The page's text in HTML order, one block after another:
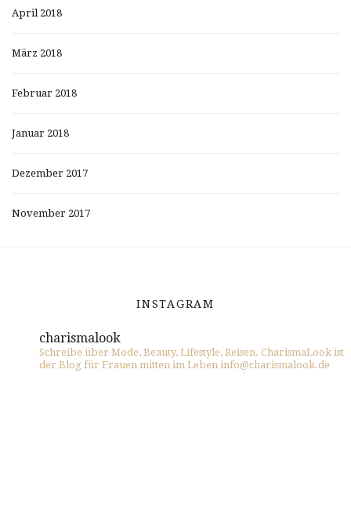
April 2018
März 2018
Februar 2018
Januar 2018
Dezember 2017
November 2017
INSTAGRAM
charismalook
Schreibe über Mode, Beauty, Lifestyle, Reisen. CharismaLook ist
der Blog für Frauen mitten im Leben info@charismalook.de